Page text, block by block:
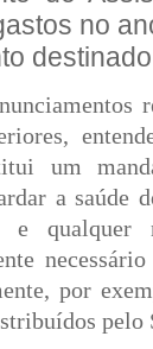
no
um
a saúde
e qualquer
por
pelo